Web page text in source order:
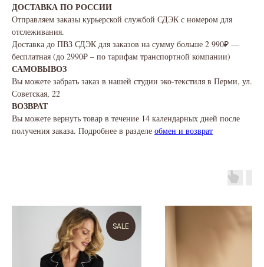
ДОСТАВКА ПО РОССИИ
Отправляем заказы курьерской службой СДЭК с номером для
отслеживания.
Доставка до ПВЗ СДЭК для заказов на сумму больше 2 990₽ —
бесплатная (до 2990₽ – по тарифам транспортной компании)
САМОВЫВОЗ
Вы можете забрать заказ в нашей студии эко-текстиля в Перми, ул.
Советская, 22
ВОЗВРАТ
Вы можете вернуть товар в течение 14 календарных дней после
получения заказа. Подробнее в разделе обмен и возврат
SALE